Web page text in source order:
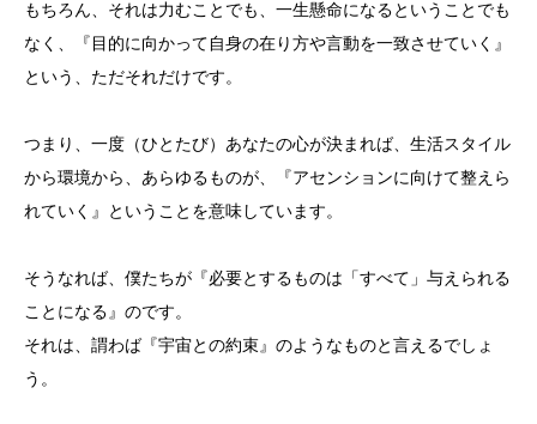
もちろん、それは力むことでも、一生懸命になるということでも
なく、『目的に向かって自身の在り方や言動を一致させていく』
という、ただそれだけです。
つまり、一度（ひとたび）あなたの心が決まれば、生活スタイル
から環境から、あらゆるものが、『アセンションに向けて整えら
れていく』ということを意味しています。
そうなれば、僕たちが『必要とするものは「すべて」与えられる
ことになる』のです。
それは、謂わば『宇宙との約束』のようなものと言えるでしょ
う。